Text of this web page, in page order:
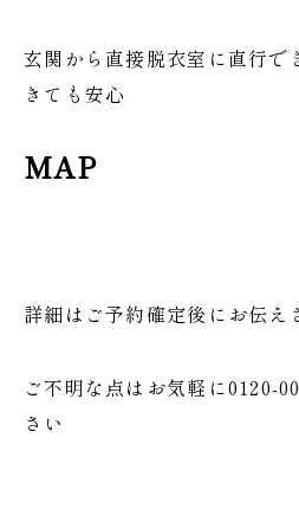
玄関から直接脱衣室に直行で
きても安心
MAP
詳細はご予約確定後にお伝え
ご不明な点はお気軽に0120-
さい